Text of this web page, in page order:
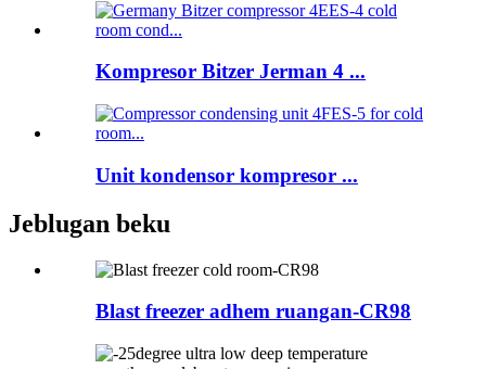
Kompresor Bitzer Jerman 4 ...
Unit kondensor kompresor ...
Jeblugan beku
Blast freezer adhem ruangan-CR98